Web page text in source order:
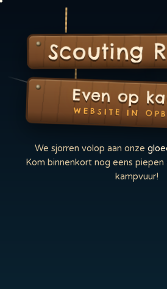
Scouting
Even op
WEBSITE IN
We sjorren volop aan onze
Kom binnenkort nog eens
kampvuur!